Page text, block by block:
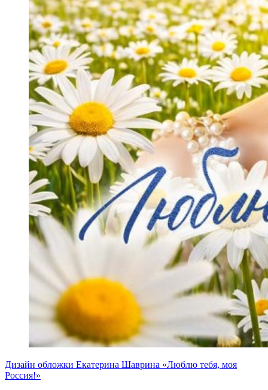
Дизайн обложки Екатерина Шаврина «Люблю тебя, моя
Россия!»